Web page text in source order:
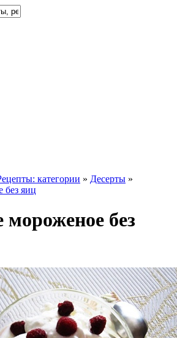
категории » Десерты »
без яиц
без